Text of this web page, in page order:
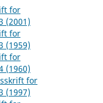
for
(2001)
for
(1959)
for
(1960)
for
(1997)